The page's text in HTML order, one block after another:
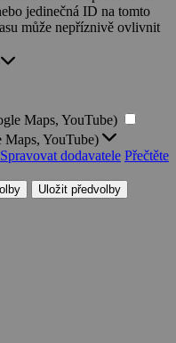
jedinečná ID na tomto
může nepříznivě ovlivnit
Maps, YouTube)
YouTube)
Spravovat dodavatele Přečtěte
Uložit předvolby